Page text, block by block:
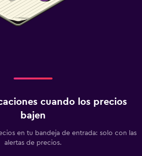
cuando los precios
bajen
en tu bandeja de entrada: solo con las
alertas de precios.